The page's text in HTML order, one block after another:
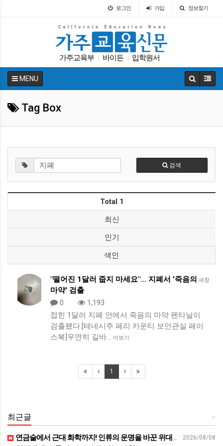
로그인 가입 정보찾기
가주교육부 바이든 입학원서
캘리포니아 교육부 다카 코로나 SAT
MENU
Tag Box
검색
Total 1
최신
인기
색인
새창
"떨어진 1달러 줍지 마세요"… 지폐서 '죽음의
마약' 검출
0
1,193
접힌 1달러 지폐 안에서 죽음의 마약 펜타닐이
검출됐다.[테네시주 페리 카운티 보안관실 페이
스북]우연히 길바… 더보기
1
+
최근글
2026/08/08
연금술에서 근대 화학까지! 인류의 운명을 바꾼 위대한 발견 : 생각하는 청소년을 위한 과학 시리즈 2부(feat.박문호 박사)